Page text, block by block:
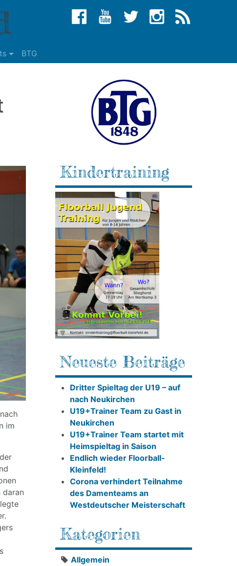
BTG
im
daran
Kindertraining
Neueste Beiträge
Dritter Spieltag der U19 – auf
nach Neukirchen
U19+Trainer Team zu Gast in
Neukirchen
U19+Trainer Team startet mit
Heimspieltag in Saison
Endlich wieder Floorball-
Kleinfeld!
Corona verhindert Teilnahme
des Damenteams an
Westdeutscher Meisterschaft
Kategorien
Allgemein